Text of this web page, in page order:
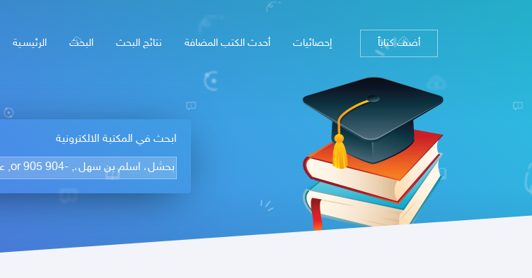
الرئيسـية البحث نتائج البحث أحدث الكتب المضافة إحصائيات أضف كتاباً
ابحث في المكتبة الالكترونية